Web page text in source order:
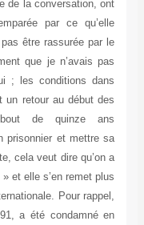
de la conversation, ont
par ce qu’elle
être rassurée par le
que je n’avais pas
; les conditions dans
un retour au début des
de quinze ans
prisonnier et mettre sa
cela veut dire qu’on a
et elle s’en remet plus
Pour rappel,
a été condamné en